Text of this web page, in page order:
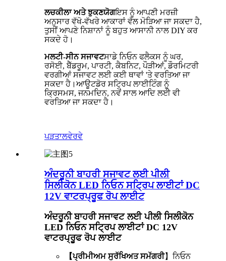
ਲਚਕੀਲਾ ਅਤੇ ਝੁਕਣਯੋਗਇਸ ਨੂੰ ਆਪਣੀ ਮਰਜ਼ੀ
ਅਨੁਸਾਰ ਵੱਖੋ-ਵੱਖਰੇ ਆਕਾਰਾਂ ਵੱਲ ਮੋੜਿਆ ਜਾ ਸਕਦਾ ਹੈ,
ਤੁਸੀਂ ਆਪਣੇ ਨਿਸ਼ਾਨਾਂ ਨੂੰ ਬਹੁਤ ਆਸਾਨੀ ਨਾਲ DIY ਕਰ
ਸਕਦੇ ਹੋ।
ਮਲਟੀ-ਸੀਨ ਸਜਾਵਟਸਾਡੇ ਨਿਓਨ ਫਲੈਕਸ ਨੂੰ ਘਰ,
ਰਸੋਈ, ਬੈੱਡਰੂਮ, ਪਾਰਟੀ, ਕੈਬਨਿਟ, ਪੌੜੀਆਂ, ਡੌਰਮਿਟਰੀ
ਵਰਗੀਆਂ ਸਜਾਵਟ ਲਈ ਕਈ ਥਾਵਾਂ 'ਤੇ ਵਰਤਿਆ ਜਾ
ਸਕਦਾ ਹੈ।ਆਊਟਡੋਰ ਸਟ੍ਰਿਪ ਲਾਈਟਿੰਗ ਨੂੰ
ਕ੍ਰਿਸਮਸ, ਜਨਮਦਿਨ, ਨਵੇਂ ਸਾਲ ਆਦਿ ਲਈ ਵੀ
ਵਰਤਿਆ ਜਾ ਸਕਦਾ ਹੈ।
ਪੜਤਾਲਵੇਰਵੇ
ਅੰਦਰੂਨੀ ਬਾਹਰੀ ਸਜਾਵਟ ਲਈ ਪੀਲੀ
ਸਿਲੀਕੋਨ LED ਨਿਓਨ ਸਟ੍ਰਿਪ ਲਾਈਟਾਂ DC
12V ਵਾਟਰਪ੍ਰੂਫ ਰੋਪ ਲਾਈਟ
ਅੰਦਰੂਨੀ ਬਾਹਰੀ ਸਜਾਵਟ ਲਈ ਪੀਲੀ ਸਿਲੀਕੋਨ
LED ਨਿਓਨ ਸਟ੍ਰਿਪ ਲਾਈਟਾਂ DC 12V
ਵਾਟਰਪ੍ਰੂਫ ਰੋਪ ਲਾਈਟ
【ਪ੍ਰੀਮੀਅਮ ਸੁਰੱਖਿਅਤ ਸਮੱਗਰੀ】ਨਿਓਨ